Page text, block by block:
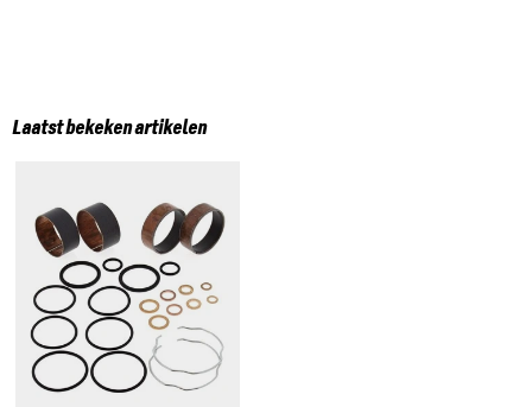
Laatst bekeken artikelen